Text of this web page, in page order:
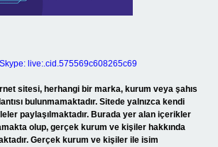
Skype: live:.cid.575569c608265c69
sitesi, herhangi bir marka, kurum veya şahıs
bulunmamaktadır. Sitede yalnızca kendi
paylaşılmaktadır. Burada yer alan içerikler
olup, gerçek kurum ve kişiler hakkında
Gerçek kurum ve kişiler ile isim